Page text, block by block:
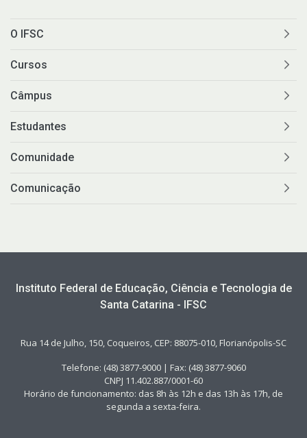
O IFSC
Cursos
Câmpus
Estudantes
Comunidade
Comunicação
Instituto Federal de Educação, Ciência e Tecnologia de
Santa Catarina - IFSC
Rua 14 de Julho, 150, Coqueiros, CEP: 88075-010, Florianópolis-SC
Telefone: (48) 3877-9000 | Fax: (48) 3877-9060
CNPJ 11.402.887/0001-60
Horário de funcionamento: das 8h às 12h e das 13h às 17h, de
segunda a sexta-feira.